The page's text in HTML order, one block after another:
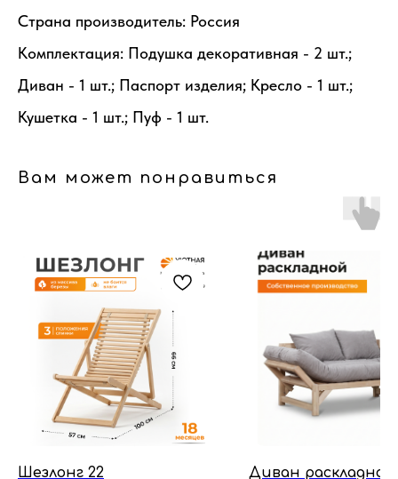
Страна производитель: Россия
Комплектация: Подушка декоративная - 2 шт.;
Диван - 1 шт.; Паспорт изделия; Кресло - 1 шт.;
Кушетка - 1 шт.; Пуф - 1 шт.
Вам может понравиться
Шезлонг 22 Диван раскладное